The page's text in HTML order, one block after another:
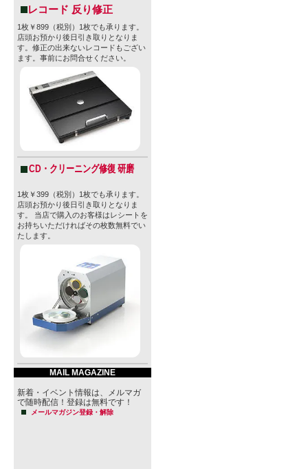
レコード 反り修正
1枚￥899（税別）1枚でも承ります。
店頭お預かり後日引き取りとなりま
す。修正の出来ないレコードもござい
ます。事前にお問合せください。
CD・クリーニング修復 研磨
1枚￥399（税別）1枚でも承ります。
店頭お預かり後日引き取りとなりま
す。 当店で購入のお客様はレシートを
お持ちいただければその枚数無料でい
たします。
MAIL MAGAZINE
新着・イベント情報は、メルマガ
で随時配信！登録は無料です！
メールマガジン登録・解除